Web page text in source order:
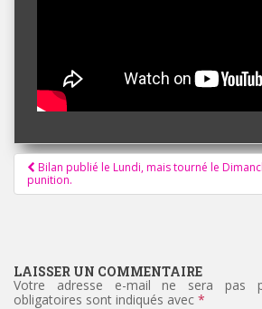
Pagination
d'article
Bilan publié le Lundi, mais tourné le
punition.
LAISSER UN COMMENTAIRE
Votre adresse e-mail ne sera pas
obligatoires sont indiqués avec *